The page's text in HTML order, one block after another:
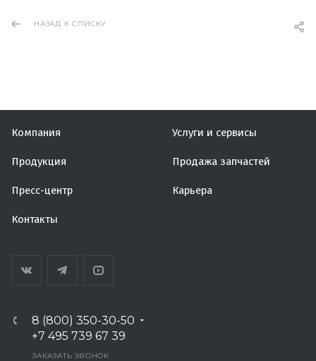
НАЗАД К СПИСКУ
Компания Услуги и сервисы
Продукция Продажа запчастей
Пресс-центр Карьера
Контакты
8 (800) 350-30-50
+7 495 739 67 39
ЗАКАЗАТЬ ЗВОНОК